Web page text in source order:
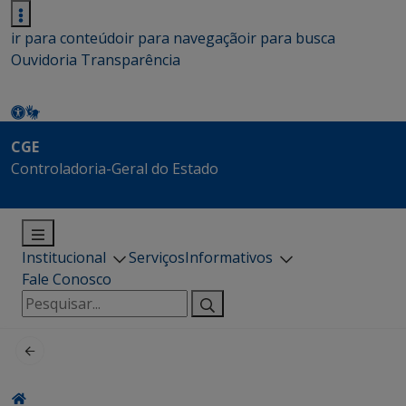
ir para conteúdoir para navegaçãoir para busca
Ouvidoria Transparência
CGE
Controladoria-Geral do Estado
Institucional ServiçosInformativos
Fale Conosco
Pesquisar
por: